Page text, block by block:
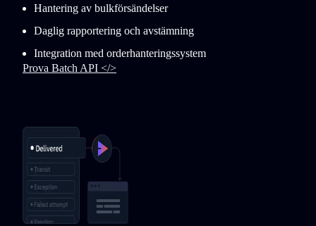
Hantering av bulkförsändelser
Daglig rapportering och avstämning
Integration med orderhanteringssystem
Prova Batch API </>